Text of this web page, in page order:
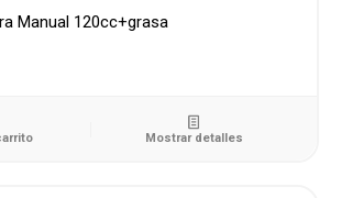
Manual 120cc+grasa
Mostrar detalles